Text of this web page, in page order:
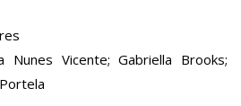
Vicente; Gabriella Brooks;